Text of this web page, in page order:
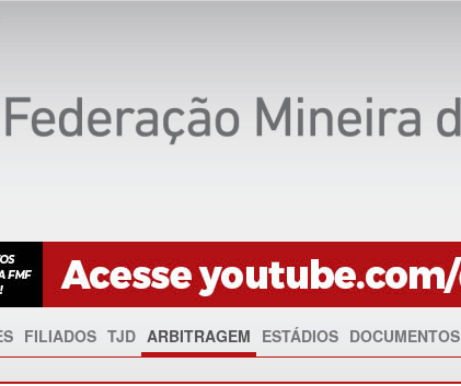
FILIADOS TJD ARBITRAGEM ESTÁDIOS DOCUMENTOS